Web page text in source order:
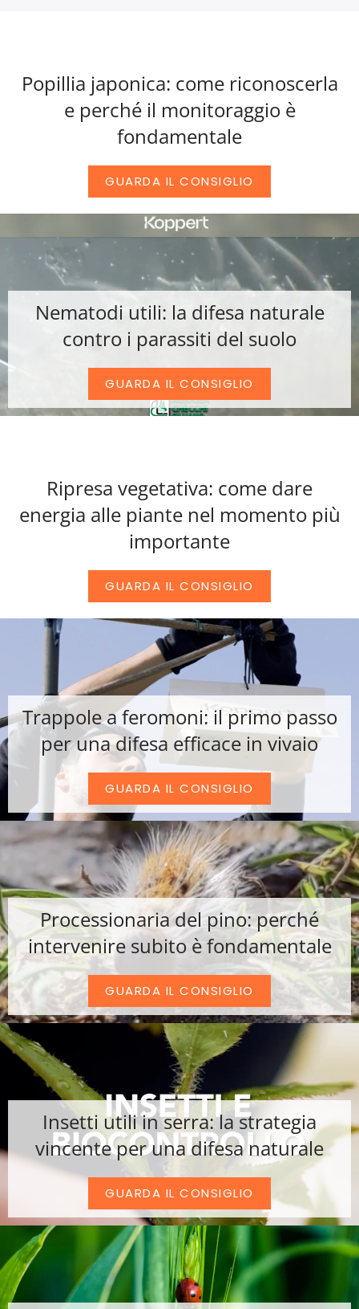
Popillia japonica: come riconoscerla
e perché il monitoraggio è
fondamentale
GUARDA IL CONSIGLIO
Nematodi utili: la difesa naturale
contro i parassiti del suolo
GUARDA IL CONSIGLIO
Ripresa vegetativa: come dare
energia alle piante nel momento più
importante
GUARDA IL CONSIGLIO
Trappole a feromoni: il primo passo
per una difesa efficace in vivaio
GUARDA IL CONSIGLIO
Processionaria del pino: perché
intervenire subito è fondamentale
GUARDA IL CONSIGLIO
Insetti utili in serra: la strategia
vincente per una difesa naturale
GUARDA IL CONSIGLIO